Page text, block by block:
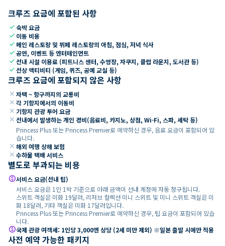
크루즈 요금에 포함된 사항
check숙박 요금
check 이동 비용
check 메인 레스토랑 및 뷔페 레스토랑의 아침, 점심, 저녁 식사
check공연, 이벤트 등 엔터테인먼트
check선내 시설 이용료 (피트니스 센터, 수영장, 자쿠지, 클럽 라운지, 도서관 등)
check선상 액티비티 (게임, 퀴즈, 공예 교실 등)
크루즈 요금에 포함되지 않은 사항
close 자택 ~ 항구까지의 교통비
close 각 기항지에서의 이동비
close 기항지 관광 투어 요금
close 선내에서 발생하는 개인 경비(음료비, 카지노, 상점, Wi-Fi, 스파, 세탁 등)
Princess Plus 또는 Princess Premier로 예약하신 경우, 음료 요금이 포함되어 있
습니다.
close 해외 여행 상해 보험
close 수하물 택배 서비스
별도로 부과되는 비용
paid서비스 요금(선내 팁)
서비스 요금은 1인 1박 기준으로 아래 금액이 선내 계정에 자동 청구됩니다.
스위트 객실은 미화 19달러, 리저브 컬렉션 미니 스위트 및 미니 스위트 객실은 미
화 18달러, 기타 객실은 미화 17달러입니다.
Princess Plus 또는 Princess Premier로 예약하신 경우, 팁 요금이 포함되어 있습
니다.
paid국제 관광 여객세: 1인당 3,000엔 상당 (2세 미만 제외) ※일본 출발 시에만 적용
사전 예약 가능한 패키지